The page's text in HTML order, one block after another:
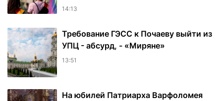
14:13
Требование ГЭСС к Почаеву выйти из
УПЦ - абсурд, - «Миряне»
13:51
На юбилей Патриарха Варфоломея